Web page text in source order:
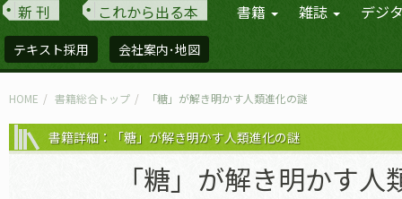
新 刊 これから出る本 書籍 雑誌 デジ
テキスト採用 会社案内･地図
HOME 書籍総合トップ 「糖」が解き明かす人類進化の謎
書籍詳細：「糖」が解き明かす人類進化の謎
「糖」が解き明かす人